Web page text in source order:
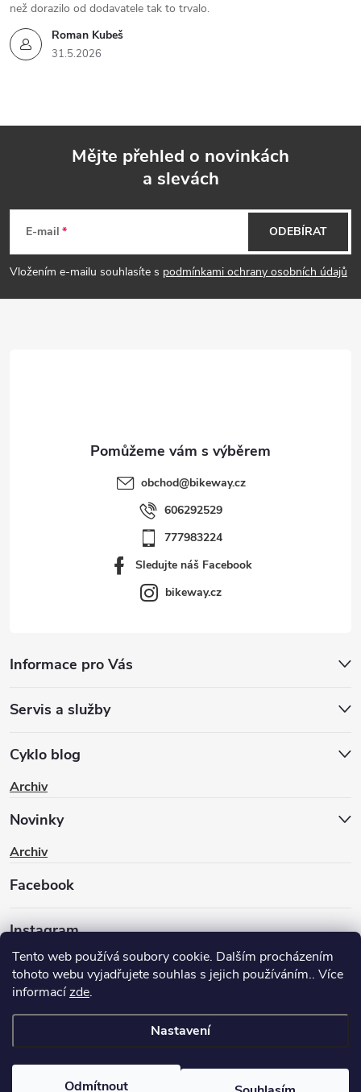
Tento web používá soubory cookie. Dalším procházením
tohoto webu vyjadřujete souhlas s jejich používáním.. Více
informacízde.
Nastavení
Odmítnout
Roman Kubeš
31.5.2026
než dorazilo od dodavatele tak to trvalo.
p
Mějte přehled o novinkách
a slevách
E-mail
Vložením e-mailu souhlasíte s podmínkami ochrany osobních údajů
ODEBÍRAT
obchod@bikeway.cz
606292529
777983224
Sledujte náš Facebook
bikeway.cz
Informace pro Vás
Servis a služby
Cyklo blog
Archiv
Novinky
Archiv
Facebook
Instagram
nastavení cookies